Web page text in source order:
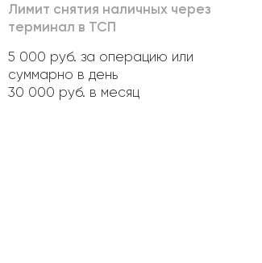
Лимит снятия наличных через
терминал в ТСП
5 000 руб. за операцию или
суммарно в день
30 000 руб. в месяц